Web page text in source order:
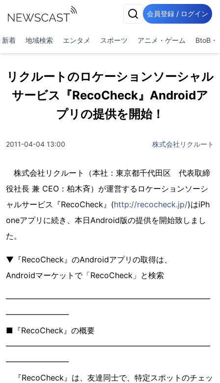
会員登録 / ログイン
新着 地域検索 エンタメ スポーツ アニメ・ゲーム BtoB・
リクルートのロケーションソーシャル
サービス『RecoCheck』Androidア
プリの提供を開始！
2011-04-04 13:00 株式会社リクルート
株式会社リクルート（本社：東京都千代田区 代表取締
役社長 兼 CEO：柏木斉）が運営するロケーションソーシ
ャルサービス『RecoCheck』(http://recocheck.jp/)はiPh
oneアプリに続き、本日Android版の提供を開始致しまし
た。
▼『RecoCheck』のAndroidアプリの取得は、
Androidマーケットで「RecoCheck」と検索
━━━━━━━━━━━━━━━━━━━━━━━━━━
━━━━━━━━
■『RecoCheck』の概要
━━━━━━━━━━━━━━━━━━━━━━━━━━
━━━━━━━━
『RecoCheck』は、友達同士で、特定スポットのチェッ